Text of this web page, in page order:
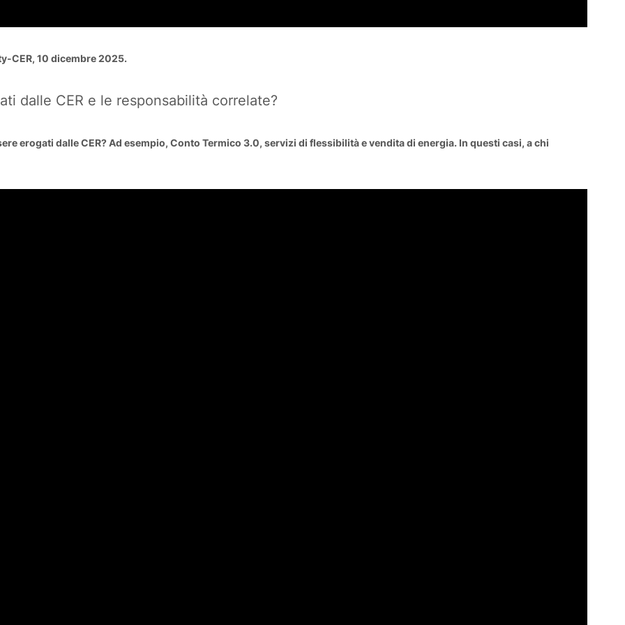
CER, 10 dicembre 2025.
dalle CER e le responsabilità correlate?
erogati dalle CER? Ad esempio, Conto Termico 3.0, servizi di flessibilità e vendita di energia. In questi casi, a chi